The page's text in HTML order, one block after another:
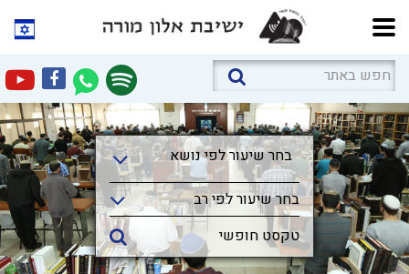
בחר שיעור לפי נושא
בחר שיעור לפי נושא
בחר שיעור לפי רב